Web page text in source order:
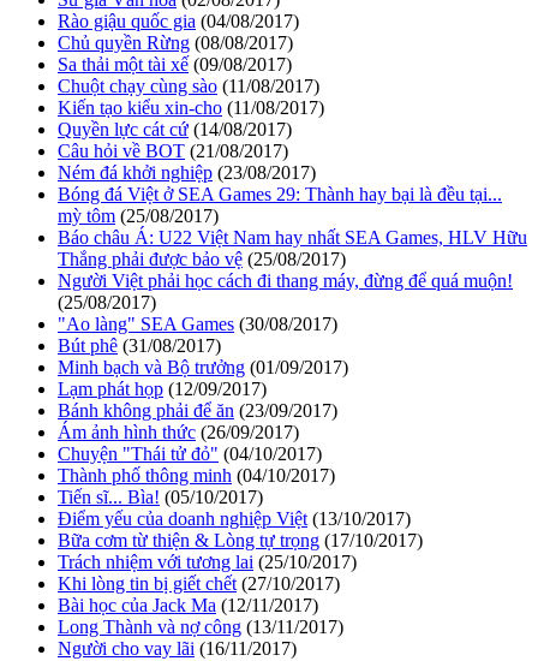
Rào giậu quốc gia (04/08/2017)
Chủ quyền Rừng (08/08/2017)
Sa thải một tài xế (09/08/2017)
Chuột chạy cùng sào (11/08/2017)
Kiến tạo kiểu xin-cho (11/08/2017)
Quyền lực cát cứ (14/08/2017)
Câu hỏi về BOT (21/08/2017)
Ném đá khởi nghiệp (23/08/2017)
Bóng đá Việt ở SEA Games 29: Thành hay bại là đều tại...
mỳ tôm (25/08/2017)
Báo châu Á: U22 Việt Nam hay nhất SEA Games, HLV Hữu
Thắng phải được bảo vệ (25/08/2017)
Người Việt phải học cách đi thang máy, đừng để quá muộn!
(25/08/2017)
"Ao làng" SEA Games (30/08/2017)
Bút phê (31/08/2017)
Minh bạch và Bộ trưởng (01/09/2017)
Lạm phát họp (12/09/2017)
Bánh không phải để ăn (23/09/2017)
Ám ảnh hình thức (26/09/2017)
Chuyện "Thái tử đỏ" (04/10/2017)
Thành phố thông minh (04/10/2017)
Tiến sĩ... Bìa! (05/10/2017)
Điểm yếu của doanh nghiệp Việt (13/10/2017)
Bữa cơm từ thiện & Lòng tự trọng (17/10/2017)
Trách nhiệm với tương lai (25/10/2017)
Khi lòng tin bị giết chết (27/10/2017)
Bài học của Jack Ma (12/11/2017)
Long Thành và nợ công (13/11/2017)
Người cho vay lãi (16/11/2017)